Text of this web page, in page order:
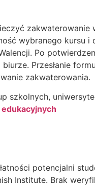
wybranego
Po
Przesłanie
zakwaterowania.
szkolnych,
potencjalni
Institute. Brak